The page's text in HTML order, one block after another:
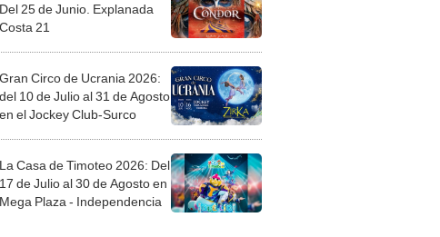
Del 25 de Junio. Explanada
Costa 21
Gran Circo de Ucrania 2026:
del 10 de Julio al 31 de Agosto
en el Jockey Club-Surco
La Casa de Timoteo 2026: Del
17 de Julio al 30 de Agosto en
Mega Plaza - Independencia